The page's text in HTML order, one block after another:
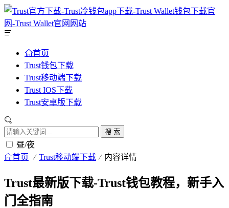
首页
Trust钱包下载
Trust移动端下载
Trust IOS下载
Trust安卓版下载
搜 索
昼/夜
首页 Trust移动端下载 内容详情
Trust最新版下载-Trust钱包教程，新手入
门全指南